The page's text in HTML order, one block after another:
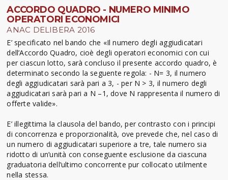
ACCORDO QUADRO - NUMERO MINIMO
OPERATORI ECONOMICI
ANAC DELIBERA 2016
E’ specificato nel bando che «Il numero degli aggiudicatari
dell’Accordo Quadro, cioè degli operatori economici con cui
per ciascun lotto, sarà concluso il presente accordo quadro, è
determinato secondo la seguente regola: - N= 3, il numero
degli aggiudicatari sarà pari a 3, - per N > 3, il numero degli
aggiudicatari sarà pari a N –1, dove N rappresenta il numero di
offerte valide».
E’ illegittima la clausola del bando, per contrasto con i principi
di concorrenza e proporzionalità, ove prevede che, nel caso di
un numero di aggiudicatari superiore a tre, tale numero sia
ridotto di un’unità con conseguente esclusione da ciascuna
graduatoria dell’ultimo concorrente pur collocato utilmente
nella stessa.